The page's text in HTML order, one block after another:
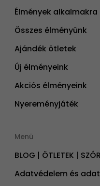
Élmények alkalmakra
Összes élményünk
Ajándék ötletek
Új élményeink
Akciós élményeink
Nyereményjáték
Menü
BLOG | ÖTLETEK |
Adatvédelem és